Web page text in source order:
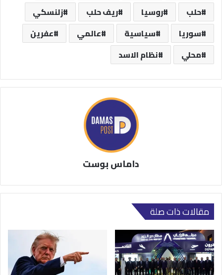
حلب
روسيا ريف حلب
زلنسكي
سوريا
سياسية عالمي
عفرين
محلي
نظام الاسد
داماس بوست
مقالات ذات صلة